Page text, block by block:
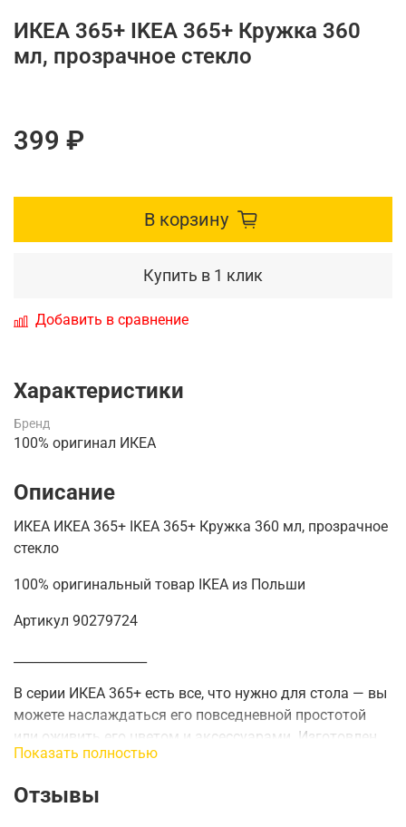
ИКЕА 365+ IKEA 365+ Кружка 360
мл, прозрачное стекло
399 ₽
В корзину
Купить в 1 клик
Добавить в сравнение
Характеристики
Бренд
100% оригинал ИКЕА
Описание
ИКЕА ИКЕА 365+ IKEA 365+ Кружка 360 мл, прозрачное
стекло
100% оригинальный товар IKEA из Польши
Артикул 90279724
В серии ИКЕА 365+ есть все, что нужно для стола — вы
можете наслаждаться его повседневной простотой
или оживить его цветом и аксессуарами. Изготовлен
из термостойкого стекла, которое подходит для
Показать полностью
Отзывы